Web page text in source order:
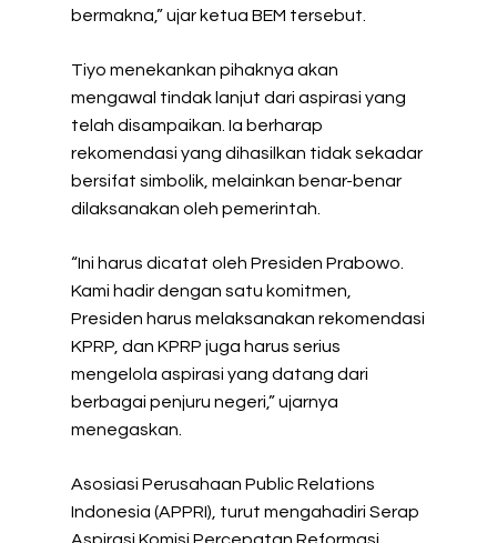
bermakna,” ujar ketua BEM tersebut.
Tiyo menekankan pihaknya akan
mengawal tindak lanjut dari aspirasi yang
telah disampaikan. Ia berharap
rekomendasi yang dihasilkan tidak sekadar
bersifat simbolik, melainkan benar-benar
dilaksanakan oleh pemerintah.
“Ini harus dicatat oleh Presiden Prabowo.
Kami hadir dengan satu komitmen,
Presiden harus melaksanakan rekomendasi
KPRP, dan KPRP juga harus serius
mengelola aspirasi yang datang dari
berbagai penjuru negeri,” ujarnya
menegaskan.
Asosiasi Perusahaan Public Relations
Indonesia (APPRI), turut mengahadiri Serap